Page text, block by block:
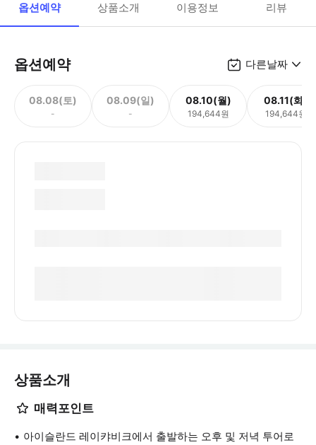
옵션예약 상품소개 이용정보 리뷰
옵션예약 다른날짜
08.08(토)
-
08.09(일)
-
08.10(월)
194,644원
08.11(화)
194,644원
상품소개
매력포인트
아이슬란드 레이캬비크에서 출발하는 오후 및 저녁 투어로